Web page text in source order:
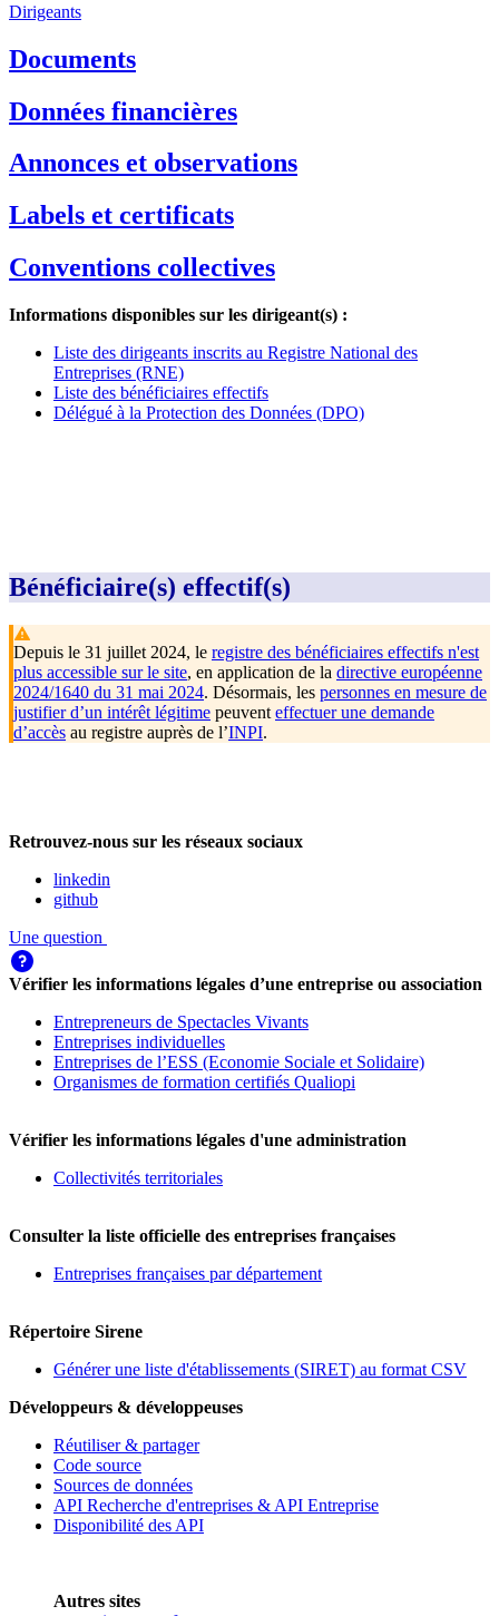
Dirigeants
Documents
Données financières
Annonces et observations
Labels et certificats
Conventions collectives
Informations disponibles sur les dirigeant(s) :
Liste des dirigeants inscrits au Registre National des
Entreprises (RNE)
Liste des bénéficiaires effectifs
Délégué à la Protection des Données (DPO)
Bénéficiaire(s) effectif(s)
Depuis le 31 juillet 2024, le registre des bénéficiaires effectifs n'est
plus accessible sur le site, en application de la directive européenne
2024/1640 du 31 mai 2024. Désormais, les personnes en mesure de
justifier d’un intérêt légitime peuvent effectuer une demande
d’accès au registre auprès de l’INPI.
Retrouvez-nous sur les réseaux sociaux
linkedin
github
Une question
Vérifier les informations légales d’une entreprise ou association
Entrepreneurs de Spectacles Vivants
Entreprises individuelles
Entreprises de l’ESS (Economie Sociale et Solidaire)
Organismes de formation certifiés Qualiopi
Vérifier les informations légales d'une administration
Collectivités territoriales
Consulter la liste officielle des entreprises françaises
Entreprises françaises par département
Répertoire Sirene
Générer une liste d'établissements (SIRET) au format CSV
Développeurs & développeuses
Réutiliser & partager
Code source
Sources de données
API Recherche d'entreprises & API Entreprise
Disponibilité des API
Autres sites